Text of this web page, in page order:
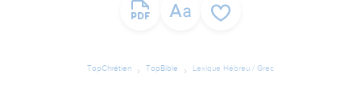
TopChrétien TopBible Lexique Hébreu / Grec